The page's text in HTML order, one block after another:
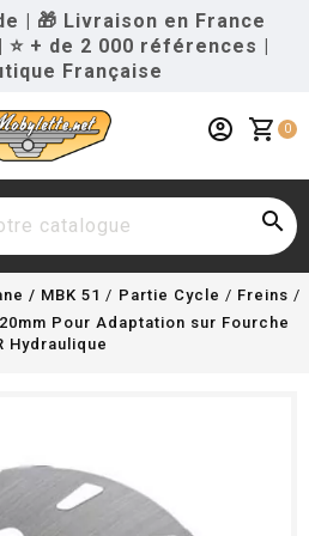
| 🎁 Livraison en France
| ⭐ + de 2 000 références |
Française
shopping_cart 0
account_circle

/ MBK 51 Partie Cycle
Freins
Pour Adaptation sur Fourche
Hydraulique